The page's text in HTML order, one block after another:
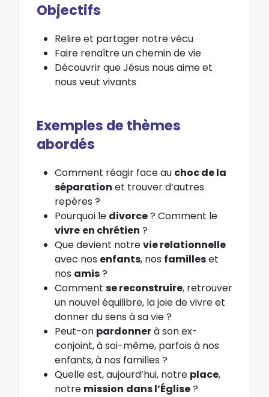
Objectifs
Relire et partager notre vécu
Faire renaître un chemin de vie
Découvrir que Jésus nous aime et
nous veut vivants
Exemples de thèmes
abordés
Comment réagir face au choc de la
séparation et trouver d’autres
repères ?
Pourquoi le divorce? Comment le
vivre en chrétien ?
Que devient notrevie relationnelle
avec nos enfants, nos familleset
nos amis?
Comment se reconstruire, retrouver
un nouvel équilibre, la joie de vivre et
donner du sens à sa vie ?
Peut-on pardonnerà son ex-
conjoint, à soi-même, parfois à nos
enfants, à nos familles ?
Quelle est, aujourd’hui, notre place,
notre mission dans l’Église?